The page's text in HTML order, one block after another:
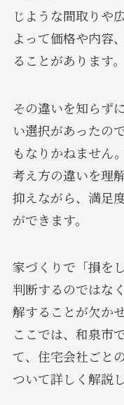
じような間取りや
よって価格や内容
ることがあります。
その違いを知らず
い選択があったの
もなりかねません
考え方の違いを理
抑えながら、満足
ができます。
家づくりで「損を
判断するのではな
解することが欠か
ここでは、和泉市
て、住宅会社ごと
ついて詳しく解説